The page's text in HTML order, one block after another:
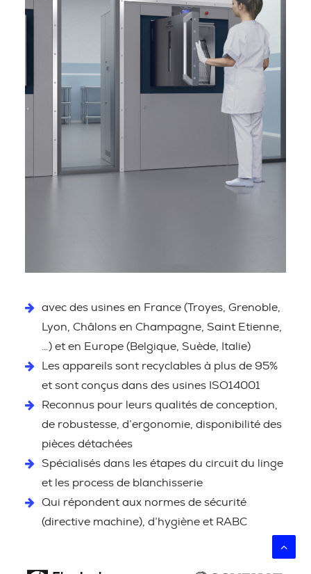
avec des usines en France (Troyes, Grenoble,
Lyon, Châlons en Champagne, Saint Etienne,
…) et en Europe (Belgique, Suède, Italie)
Les appareils sont recyclables à plus de 95%
et sont conçus dans des usines ISO14001
Reconnus pour leurs qualités de conception,
de robustesse, d’ergonomie, disponibilité des
pièces détachées
Spécialisés dans les étapes du circuit du linge
et les process de blanchisserie
Qui répondent aux normes de sécurité
(directive machine), d’hygiène et RABC